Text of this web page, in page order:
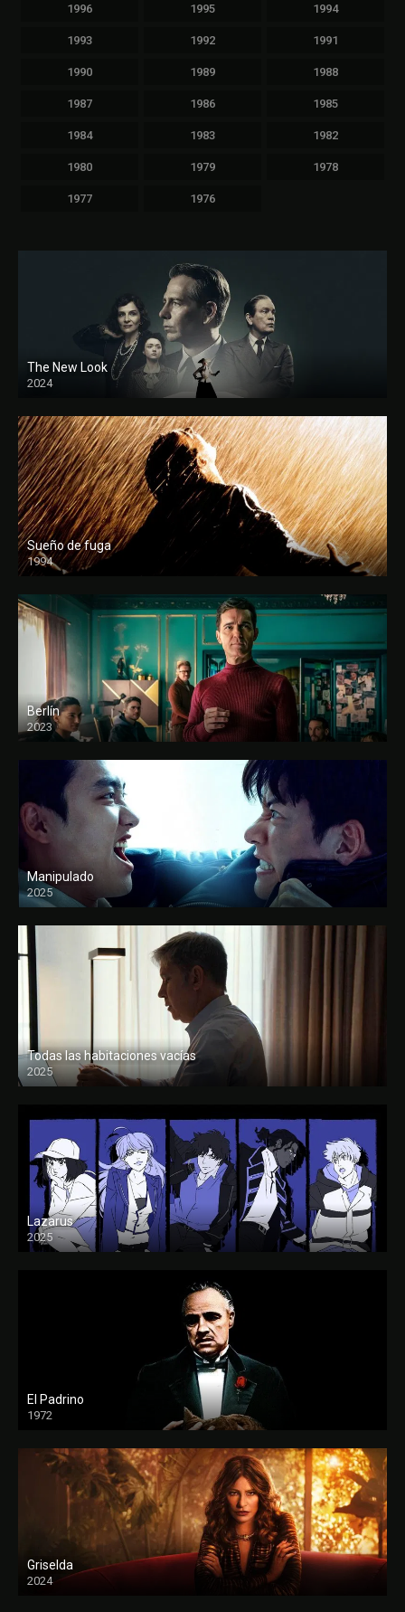
1996 1995 1994
1993 1992 1991
1990 1989 1988
1987 1986 1985
1984 1983 1982
1980 1979 1978
1977 1976
The New Look
2024
Sueño de fuga
1994
FULL HD
Berlín
2023
Manipulado
2025
Todas las habitaciones vacías
2025
FULL HD
Lazarus
2025
El Padrino
1972
FULL HD
Griselda
2024